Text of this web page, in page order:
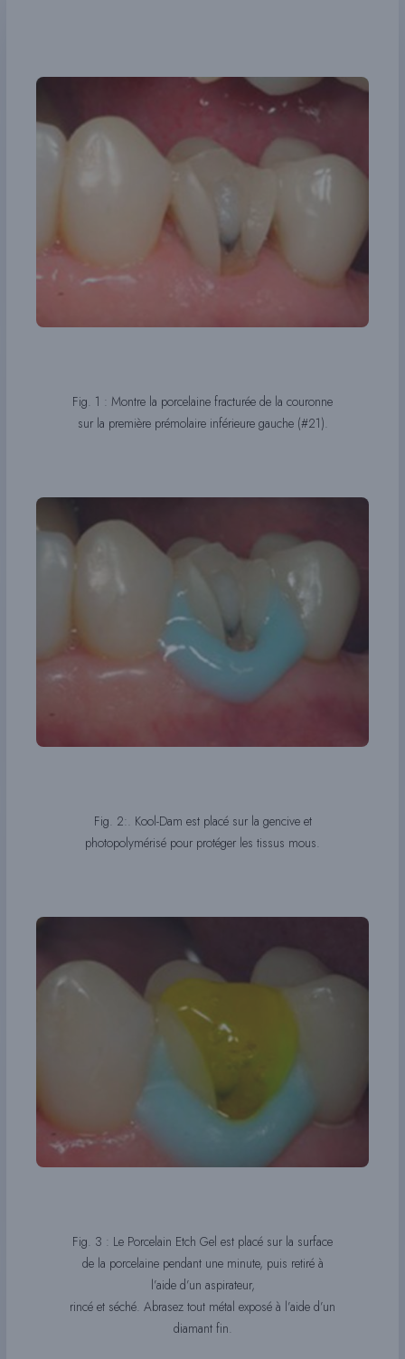
Fig. 1 : Montre la porcelaine fracturée de la couronne
sur la première prémolaire inférieure gauche (#21).
Fig. 2:. Kool-Dam est placé sur la gencive et
photopolymérisé pour protéger les tissus mous.
Fig. 3 : Le Porcelain Etch Gel est placé sur la surface
de la porcelaine pendant une minute, puis retiré à
l’aide d’un aspirateur,
rincé et séché. Abrasez tout métal exposé à l’aide d’un
diamant fin.